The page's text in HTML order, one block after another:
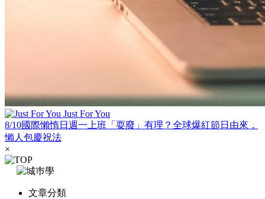
Just For You
8/10國際懶惰日週一上班「耍廢」有理？全球爆紅節日由來，
懶人包慶祝法
×
文章分類